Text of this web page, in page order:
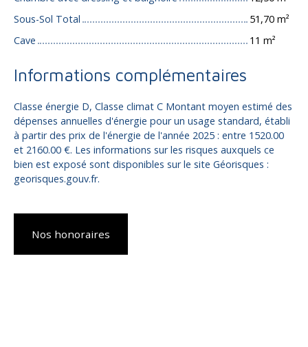
Sous-Sol Total
51,70 m²
Cave
11 m²
Informations complémentaires
Classe énergie D, Classe climat C Montant moyen estimé des
dépenses annuelles d'énergie pour un usage standard, établi
à partir des prix de l'énergie de l'année 2025 : entre 1520.00
et 2160.00 €. Les informations sur les risques auxquels ce
bien est exposé sont disponibles sur le site Géorisques :
georisques.gouv.fr.
Nos honoraires